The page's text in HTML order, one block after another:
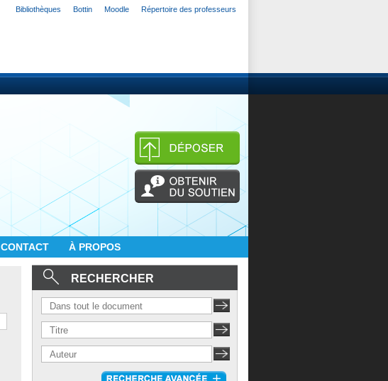
Bibliothèques Bottin Moodle Répertoire des professeurs
CONTACT À PROPOS
RECHERCHER